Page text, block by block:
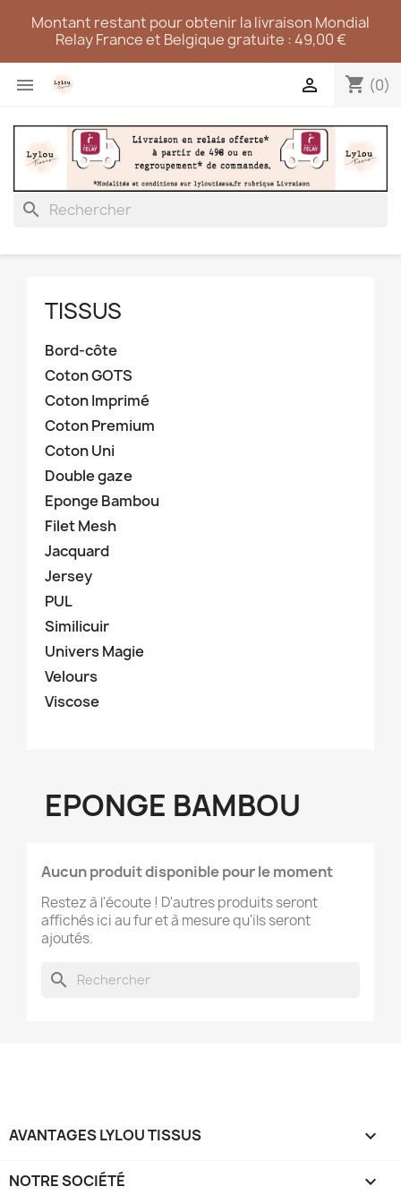
Montant restant pour obtenir la livraison Mondial
Relay France et Belgique gratuite : 49,00 €
 shopping_cart (0)

search
TISSUS
Bord-côte
Coton GOTS
Coton Imprimé
Coton Premium
Coton Uni
Double gaze
Eponge Bambou
Filet Mesh
Jacquard
Jersey
PUL
Similicuir
Univers Magie
Velours
Viscose
EPONGE BAMBOU
Aucun produit disponible pour le moment
Restez à l'écoute ! D'autres produits seront
affichés ici au fur et à mesure qu'ils seront
ajoutés.
search
AVANTAGES LYLOU TISSUS 
NOTRE SOCIÉTÉ 